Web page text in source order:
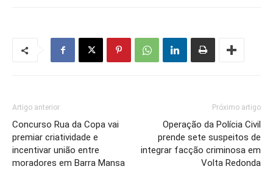
Artigo anterior
Concurso Rua da Copa vai
premiar criatividade e
incentivar união entre
moradores em Barra Mansa
Próximo artigo
Operação da Polícia Civil
prende sete suspeitos de
integrar facção criminosa em
Volta Redonda